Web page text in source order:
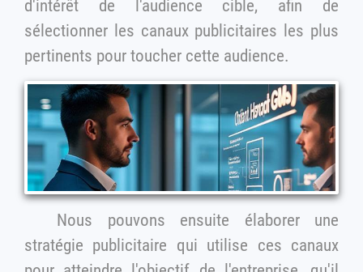
d'intérêt de l'audience cible, afin de
sélectionner les canaux publicitaires les plus
pertinents pour toucher cette audience.
Nous pouvons ensuite élaborer une
stratégie publicitaire qui utilise ces canaux